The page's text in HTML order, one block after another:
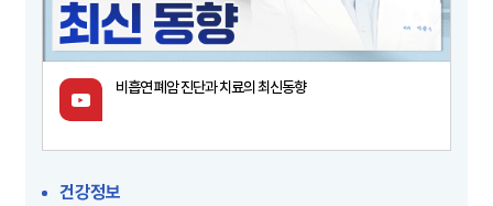
비흡연 폐암 진단과 치료의 최신동향
건강정보